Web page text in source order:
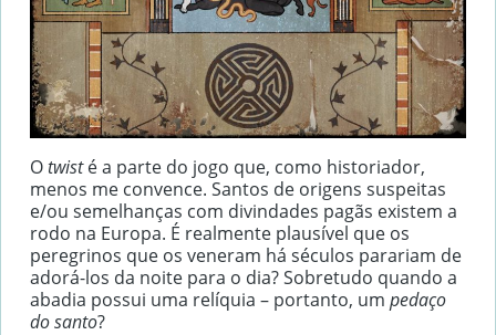
Otwisté a parte do jogo que, como historiador,
menos me convence. Santos de origens suspeitas
e/ou semelhanças com divindades pagãs existem a
rodo na Europa. É realmente plausível que os
peregrinos que os veneram há séculos parariam de
adorá-los da noite para o dia? Sobretudo quando a
abadia possui uma relíquia – portanto, um pedaço
do santo?